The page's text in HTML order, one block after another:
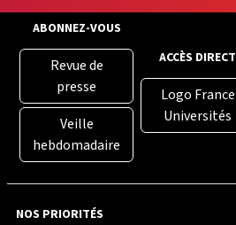
ABONNEZ-VOUS
Revue de
presse
Veille
hebdomadaire
ACCÈS DIRECT
Logo France
Universités
NOS PRIORITÉS